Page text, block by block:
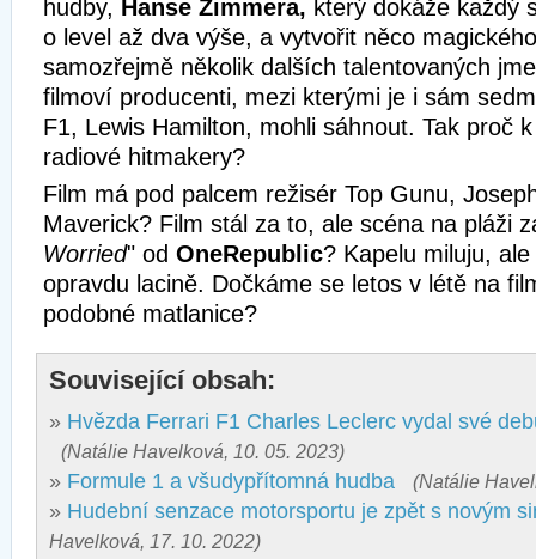
hudby, Hanse Zimmera, který dokáže každý
o level až dva výše, a vytvořit něco
samozřejmě několik dalších talentovaných
filmoví producenti, mezi kterými je i sám
F1, Lewis Hamilton, mohli sáhnout. Tak proč
radiové hitmakery?
Film má pod palcem režisér Top Gunu,
Maverick? Film stál za to, ale scéna na pláži
Worried" od OneRepublic? Kapelu miluju,
opravdu lacině. Dočkáme se letos v létě na
podobné matlanice?
Související obsah:
» Hvězda Ferrari F1 Charles Leclerc vydal své
(Natálie Havelková, 10. 05. 2023)
» Formule 1 a všudypřítomná hudba (Natálie
» Hudební senzace motorsportu je zpět s novým
Havelková, 17. 10. 2022)